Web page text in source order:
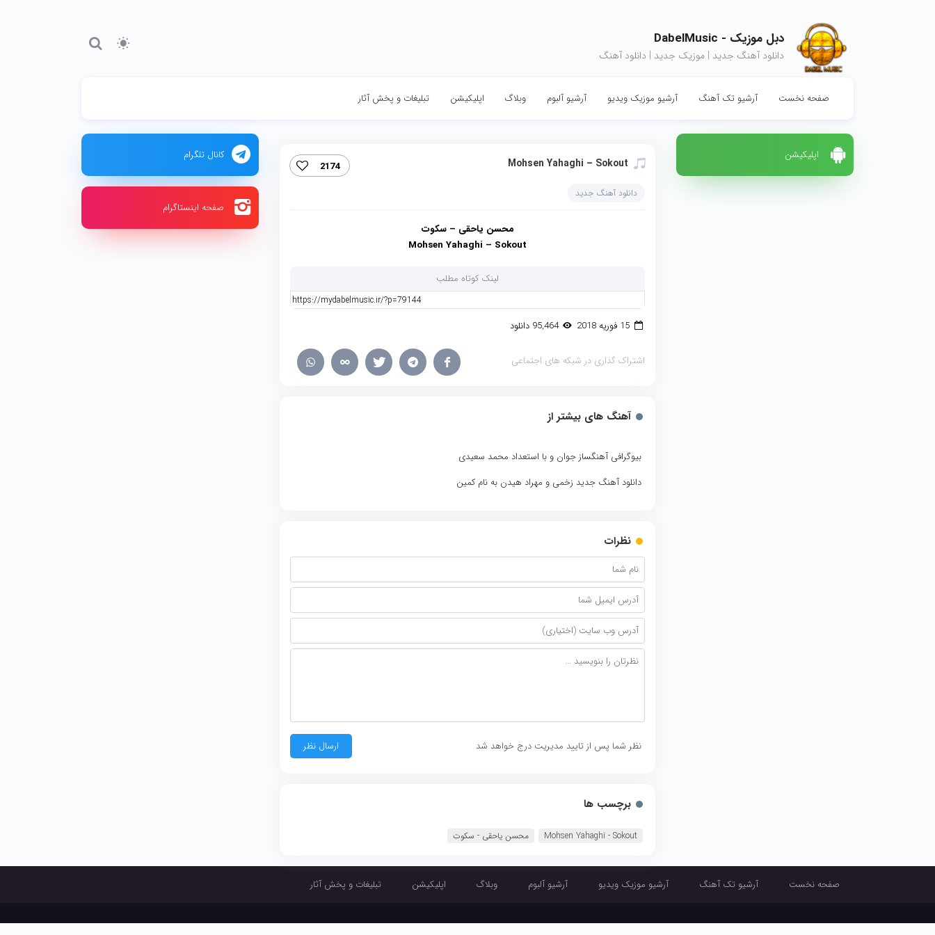
دبل موزیک - DabelMusic
دانلود آهنگ جدید | موزیک جدید | دانلود آهنگ
صفحه نخست آرشیو تک آهنگ آرشیو موزیک ویدیو آرشیو آلبوم وبلاگ اپلیکیشن تبلیغات و پخش آثار
اپلیکیشن
Mohsen Yahaghi – Sokout
2174
دانلود آهنگ جدید
محسن یاحقی – سکوت
Mohsen Yahaghi – Sokout
لینک کوتاه مطلب
15 فوریه 2018 95,464 دانلود
اشتراک گذاری در شبکه های اجتماعی
آهنگ های بیشتر از
بیوگرافی آهنگساز جوان و با استعداد محمد سعیدی
دانلود آهنگ جدید زخمی و مهراد هیدن به نام کمین
نظرات
نظر شما پس از تایید مدیریت درج خواهد شد
برچسب ها
Mohsen Yahaghi - Sokout محسن یاحقی - سکوت
کانال تلگرام
صفحه اینستاگرام
صفحه نخست آرشیو تک آهنگ آرشیو موزیک ویدیو آرشیو آلبوم وبلاگ اپلیکیشن تبلیغات و پخش آثار